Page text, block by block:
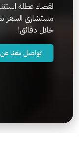
لقضاء عطلة
مستشاري السفر
خلال دقائق!
تواصل معنا